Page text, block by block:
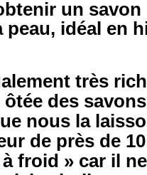
un
idéal en
très
des
nous la
de près de
froid » car il